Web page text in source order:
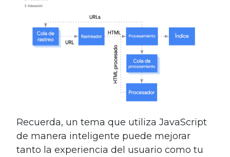
Recuerda, un tema que utiliza JavaScript
de manera inteligente puede mejorar
tanto la experiencia del usuario como tu